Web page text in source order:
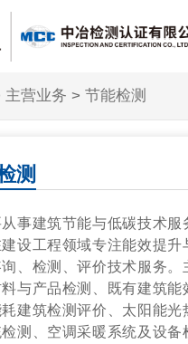
主营业务 > 节能检测
测
建筑节能与低碳技术服
设工程领域专注能效提升
、检测、评价技术服务。
与产品检测、既有建筑能
建筑检测评价、太阳能光
测、空调采暖系统及设备